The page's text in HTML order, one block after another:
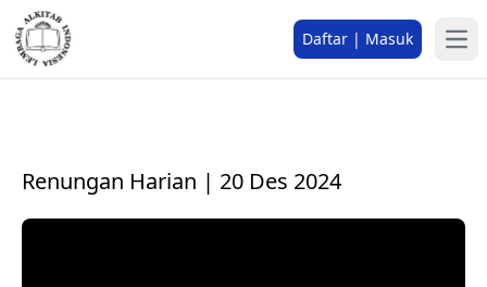
Daftar | Masuk
Renungan Harian | 20 Des 2024